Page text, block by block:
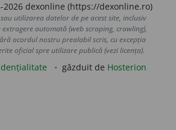
2026 dexonline (https://dexonline.ro)
utilizarea datelor de pe acest site, inclusiv
automată (web scraping, crawling),
acordul nostru prealabil scris, cu excepția
oficial spre utilizare publică (vezi licența).
găzduit de Hosterion